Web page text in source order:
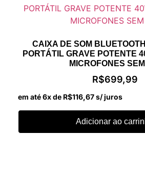
CAIXA DE SOM
PORTÁTIL GRAVE POTENTE
MICROFONES
R$699,99
em até 6x de R$116,67s/ juros
Adicionar ao